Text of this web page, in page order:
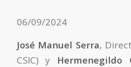
06/09/2024
José Manuel Serra,
CSIC) y Hermenegildo